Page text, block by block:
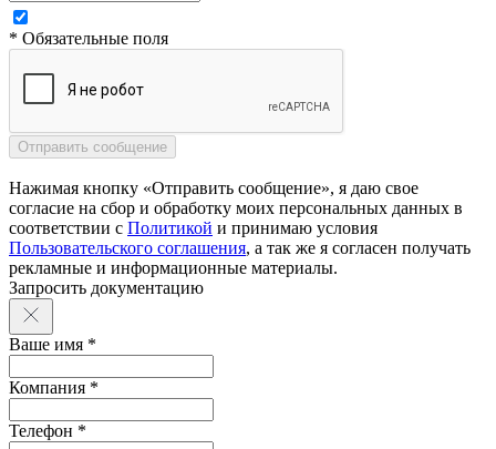
* Обязательные поля
Нажимая кнопку «Отправить сообщение», я даю свое
согласие на сбор и обработку моих персональных данных в
соответствии с Политикой и принимаю условия
Пользовательского соглашения, а так же я согласен получать
рекламные и информационные материалы.
Запросить документацию
Ваше имя *
Компания *
Телефон *